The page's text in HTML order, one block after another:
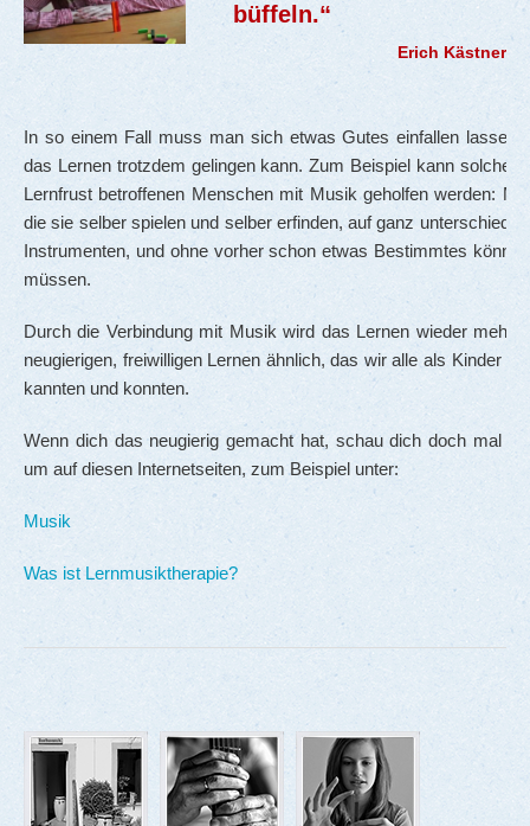
büffeln.“
Erich Kästner
In so einem Fall muss man sich etwas Gutes einfallen lassen,
das Lernen trotzdem gelingen kann. Zum Beispiel kann solchen
Lernfrust betroffenen Menschen mit Musik geholfen werden:
die sie selber spielen und selber erfinden, auf ganz
Instrumenten, und ohne vorher schon etwas Bestimmtes
müssen.
Durch die Verbindung mit Musik wird das Lernen wieder mehr
neugierigen, freiwilligen Lernen ähnlich, das wir alle als Kinder so
kannten und konnten.
Wenn dich das neugierig gemacht hat, schau dich doch mal
um auf diesen Internetseiten, zum Beispiel unter:
Musik
Was ist Lernmusiktherapie?